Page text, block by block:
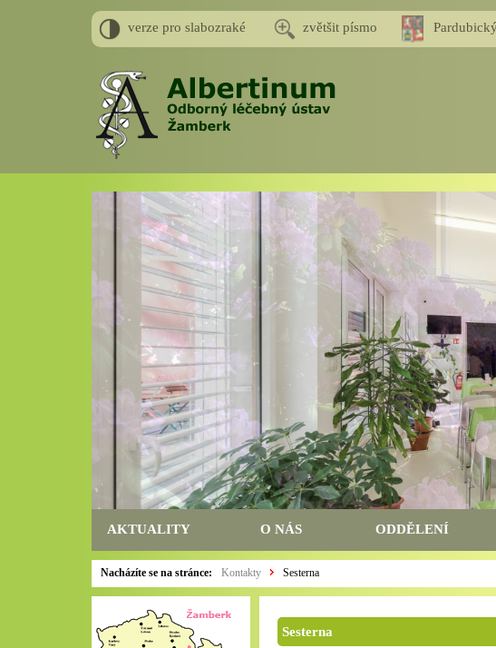
verze pro slabozraké zvětšit písmo
AKTUALITY O NÁS ODDĚLENÍ
Nacházíte se na stránce: Kontakty Sesterna
Sesterna